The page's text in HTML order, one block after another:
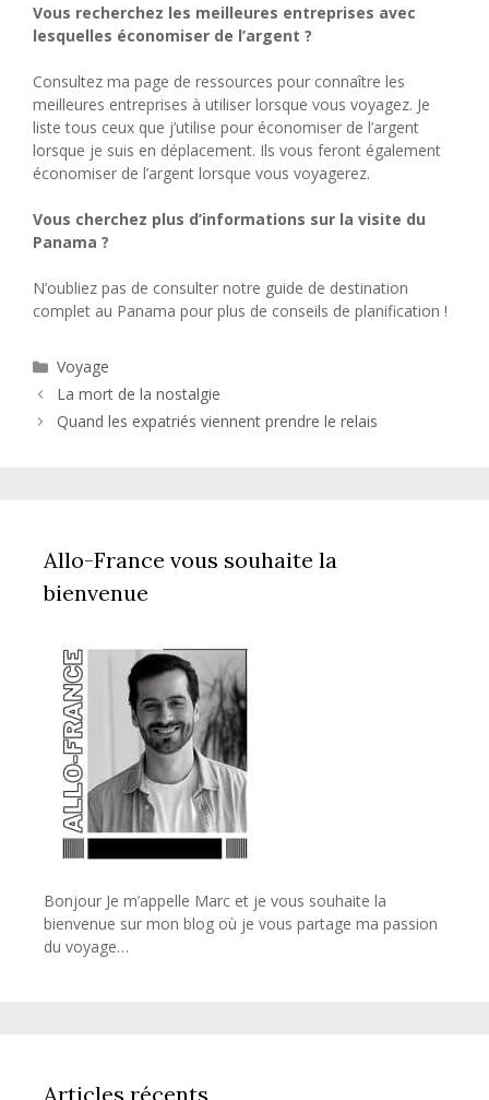
Vous recherchez les meilleures entreprises avec
lesquelles économiser de l’argent ?
Consultez ma page de ressources pour connaître les
meilleures entreprises à utiliser lorsque vous voyagez. Je
liste tous ceux que j’utilise pour économiser de l’argent
lorsque je suis en déplacement. Ils vous feront également
économiser de l’argent lorsque vous voyagerez.
Vous cherchez plus d’informations sur la visite du
Panama ?
N’oubliez pas de consulter notre guide de destination
complet au Panama pour plus de conseils de planification !
Catégories
Voyage
La mort de la nostalgie
Quand les expatriés viennent prendre le relais
Allo-France vous souhaite la
bienvenue
Bonjour Je m’appelle Marc et je vous souhaite la
bienvenue sur mon blog où je vous partage ma passion
du voyage…
Articles récents